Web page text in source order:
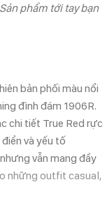
phẩm tới tay bạn
bản phối màu nổi
đình đám 1906R.
chi tiết True Red rực
và yếu tố
vẫn mang đầy
những outfit casual,